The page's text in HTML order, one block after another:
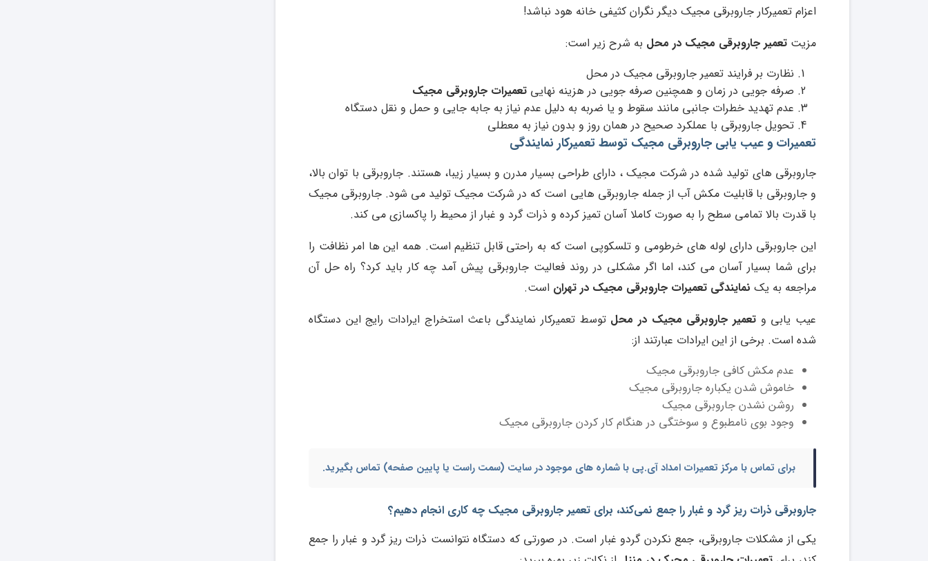
اعزام تعمیرکار جاروبرقی مجیک دیگر نگران کثیفی خانه هود نباشد!
مزیت تعمیر جاروبرقی مجیک در محل به شرح زیر است:
نظارت بر فرایند تعمیر جاروبرقی مجیک در محل
صرفه جویی در زمان و همچنین صرفه جویی در هزینه نهایی تعمیرات جاروبرقی مجیک
عدم تهدید خطرات جانبی مانند سقوط و یا ضربه به دلیل عدم نیاز به جابه جایی و حمل و نقل دستگاه
تحویل جاروبرقی با عملکرد صحیح در همان روز و بدون نیاز به معطلی
تعمیرات و عیب یابی جاروبرقی مجیک توسط تعمیرکار نمایندگی
جاروبرقی های تولید شده در شرکت مجیک ، دارای طراحی بسیار مدرن و بسیار زیبا، هستند. جاروبرقی با توان بالا،
و جاروبرقی با قابلیت مکش آب از جمله جاروبرقی هایی است که در شرکت مجیک تولید می شود. جاروبرقی مجیک
با قدرت بالا تمامی سطح را به صورت کاملا آسان تمیز کرده و ذرات گرد و غبار از محیط را پاکسازی می کند.
این جاروبرقی دارای لوله های خرطومی و تلسکوپی است که به راحتی قابل تنظیم است. همه این ها امر نظافت را
برای شما بسیار آسان می کند، اما اگر مشکلی در روند فعالیت جاروبرقی پیش آمد چه کار باید کرد؟ راه حل آن
مراجعه به یک نمایندگی تعمیرات جاروبرقی مجیک در تهران است.
عیب یابی و تعمیر جاروبرقی مجیک در محل توسط تعمیرکار نمایندگی باعث استخراج ایرادات رایج این دستگاه
شده است. برخی از این ایرادات عبارتند از:
عدم مکش کافی جاروبرقی مجیک
خاموش شدن یکباره جاروبرقی مجیک
روشن نشدن جاروبرقی مجیک
وجود بوی نامطبوع و سوختگی در هنگام کار کردن جاروبرقی مجیک
برای تماس با مرکز تعمیرات امداد آی.پی با شماره های موجود در سایت (سمت راست یا پایین صفحه) تماس بگیرید.
جاروبرقی ذرات ریز گرد و غبار را جمع نمی‌کند، برای تعمیر جاروبرقی مجیک چه کاری انجام دهیم؟
یکی از مشکلات جاروبرقی، جمع نکردن گردو غبار است. در صورتی که دستگاه نتوانست ذرات ریز گرد و غبار را جمع